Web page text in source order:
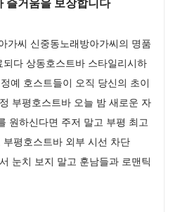
가씨 신중동노래방아가씨의 명품
다 상동호스트바 스타일리시하
예 호스트들이 오직 당신의 초이
부평호스트바 오늘 밤 새로운 자
원하신다면 주저 말고 부평 최고
평호스트바 외부 시선 차단
눈치 보지 말고 훈남들과 로맨틱